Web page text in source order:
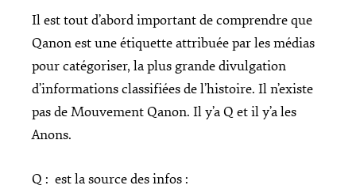
Il est tout d’abord important de comprendre que
Qanon est une étiquette attribuée par les médias
pour catégoriser, la plus grande divulgation
d’informations classifiées de l’histoire. Il n’existe
pas de Mouvement Qanon. Il y’a Q et il y’a les
Anons.
Q : est la source des infos :